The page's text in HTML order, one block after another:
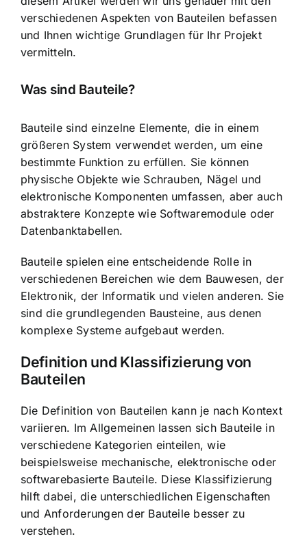
verschiedenen Aspekten von Bauteilen befassen
und Ihnen wichtige Grundlagen für Ihr Projekt
vermitteln.
Was sind Bauteile?
Bauteile sind einzelne Elemente, die in einem
größeren System verwendet werden, um eine
bestimmte Funktion zu erfüllen. Sie können
physische Objekte wie Schrauben, Nägel und
elektronische Komponenten umfassen, aber auch
abstraktere Konzepte wie Softwaremodule oder
Datenbanktabellen.
Bauteile spielen eine entscheidende Rolle in
verschiedenen Bereichen wie dem Bauwesen, der
Elektronik, der Informatik und vielen anderen. Sie
sind die grundlegenden Bausteine, aus denen
komplexe Systeme aufgebaut werden.
Definition und Klassifizierung von
Bauteilen
Die Definition von Bauteilen kann je nach Kontext
variieren. Im Allgemeinen lassen sich Bauteile in
verschiedene Kategorien einteilen, wie
beispielsweise mechanische, elektronische oder
softwarebasierte Bauteile. Diese Klassifizierung
hilft dabei, die unterschiedlichen Eigenschaften
und Anforderungen der Bauteile besser zu
verstehen.